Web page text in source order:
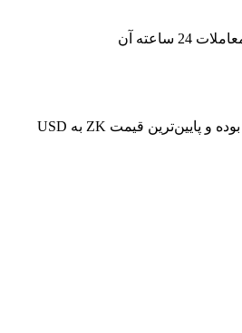
قیمت لحظه‌ای zkSync در حال حاضر -- است، با ارزش بازار فعلی معادل 621,517,196.9203835. قیمت zkSync در 24 ساعت گذشته 0.00% افزایش یافته است و حجم معاملات 24 ساعته آن
در حال حاضر، قیمت zkSync (ZK) در معادل -- است. هم‌اکنون می‌توانید 1ZK را با قیمت USD خریداری کنید. در 24 ساعت گذشته، بالاترین قیمت ZK به USD معادل -- بوده و پایین‌ترین قیمت ZK به USD